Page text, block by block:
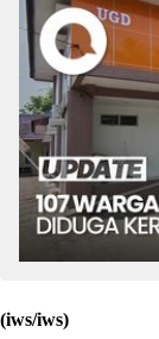
(iws/iws)